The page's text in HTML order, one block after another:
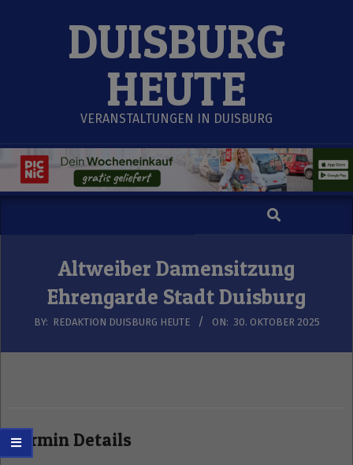
DUISBURG
HEUTE
VERANSTALTUNGEN IN DUISBURG
Search
Altweiber Damensitzung
Ehrengarde Stadt Duisburg
BY: REDAKTION DUISBURG HEUTE ON: 30. OKTOBER 2025
Termin Details